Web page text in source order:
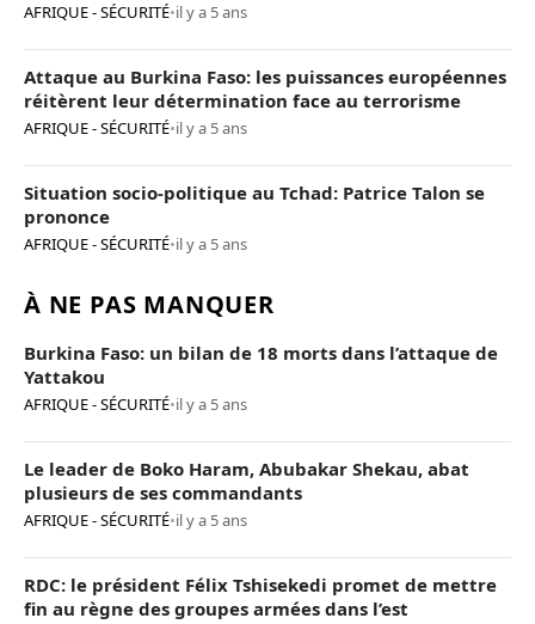
AFRIQUE - SÉCURITÉ•il y a 5 ans
Attaque au Burkina Faso: les puissances européennes
réitèrent leur détermination face au terrorisme
AFRIQUE - SÉCURITÉ•il y a 5 ans
Situation socio-politique au Tchad: Patrice Talon se
prononce
AFRIQUE - SÉCURITÉ•il y a 5 ans
À NE PAS MANQUER
Burkina Faso: un bilan de 18 morts dans l’attaque de
Yattakou
AFRIQUE - SÉCURITÉ•il y a 5 ans
Le leader de Boko Haram, Abubakar Shekau, abat
plusieurs de ses commandants
AFRIQUE - SÉCURITÉ•il y a 5 ans
RDC: le président Félix Tshisekedi promet de mettre
fin au règne des groupes armées dans l’est